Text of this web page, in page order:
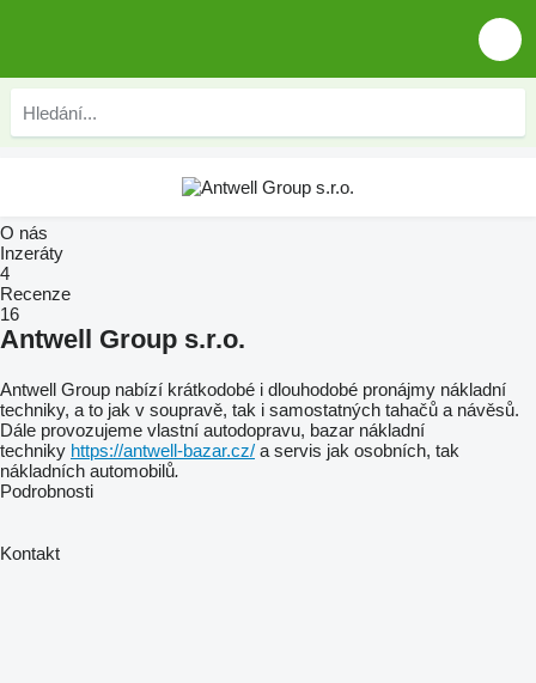
O nás
Inzeráty
4
Recenze
16
Antwell Group s.r.o.
Antwell Group nabízí krátkodobé i dlouhodobé pronájmy nákladní
techniky, a to jak v soupravě, tak i samostatných tahačů a návěsů.
Dále provozujeme vlastní autodopravu, bazar nákladní
techniky https://antwell-bazar.cz/ a servis jak osobních, tak
nákladních automobilů.
Podrobnosti
Kontakt